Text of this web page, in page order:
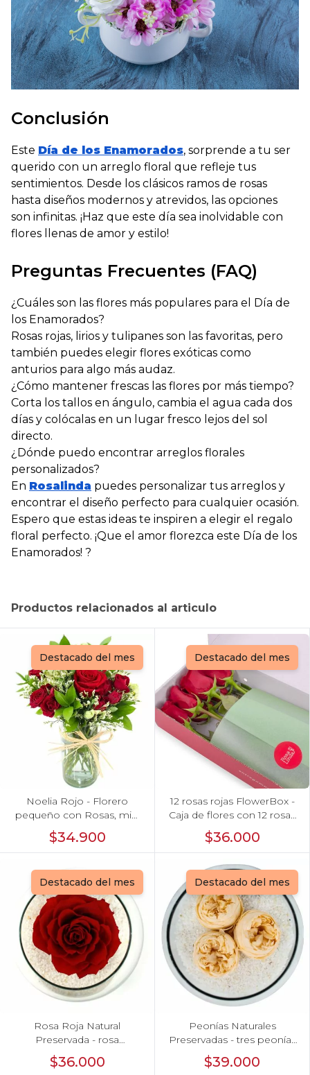
Conclusión
Este Día de los Enamorados, sorprende a tu ser
querido con un arreglo floral que refleje tus
sentimientos. Desde los clásicos ramos de rosas
hasta diseños modernos y atrevidos, las opciones
son infinitas. ¡Haz que este día sea inolvidable con
flores llenas de amor y estilo!
Preguntas Frecuentes (FAQ)
¿Cuáles son las flores más populares para el Día de
los Enamorados?
Rosas rojas, lirios y tulipanes son las favoritas, pero
también puedes elegir flores exóticas como
anturios para algo más audaz.
¿Cómo mantener frescas las flores por más tiempo?
Corta los tallos en ángulo, cambia el agua cada dos
días y colócalas en un lugar fresco lejos del sol
directo.
¿Dónde puedo encontrar arreglos florales
personalizados?
En Rosalinda puedes personalizar tus arreglos y
encontrar el diseño perfecto para cualquier ocasión.
Espero que estas ideas te inspiren a elegir el regalo
floral perfecto. ¡Que el amor florezca este Día de los
Enamorados! ?
Productos relacionados al articulo
Destacado del mes
Noelia Rojo - Florero
pequeño con Rosas, mini
rosas, mini claveles y
limonium
$34.900
Destacado del mes
12 rosas rojas FlowerBox -
Caja de flores con 12 rosas
ecuatorianas rojas
$36.000
Destacado del mes
Rosa Roja Natural
Preservada - rosa
preservada en pecera
vidrio con piedrecitas
$36.000
Destacado del mes
Peonías Naturales
Preservadas - tres peonías
preservadas en pecera
vidrio con piedrecitas
$39.000